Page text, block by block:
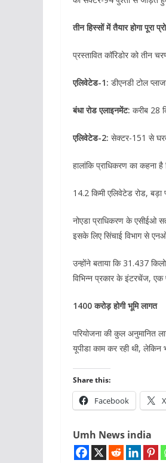
तीन हिस्सों में तैयार होगा पूरा
प्रस्तावित कॉरिडोर को तीन
एलिवेटेड-1: डीएनडी टोल
बंधा रोड एलाइनमेंट: करीब 28
एलिवेटेड-2: सेक्टर-151 से
हालांकि प्राधिकरण का
14.2 किमी एलिवेटेड रोड,
नोएडा प्राधिकरण के एसीईओ
इसके लिए सिंचाई विभाग से
उन्होंने बताया कि 31.437
विभिन्न प्रकार के इंटरचेंज,
1400 करोड़ होगी भूमि लागत
परियोजना की कुल अनुमानित
यूपीडा काम कर रही थी, लेकिन
Share this:
Facebook X
Umh News india